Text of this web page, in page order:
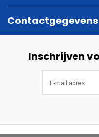
Contactgegevens
Inschrijven